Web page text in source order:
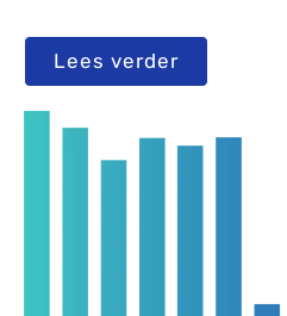
Lees verder